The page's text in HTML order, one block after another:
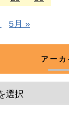
5月 »
アーカ